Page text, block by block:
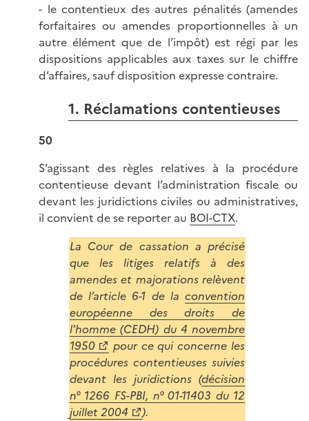
- le contentieux des autres pénalités (amendes
forfaitaires ou amendes proportionnelles à un
autre élément que de l’impôt) est régi par les
dispositions applicables aux taxes sur le chiffre
d’affaires, sauf disposition expresse contraire.
1. Réclamations contentieuses
50
S’agissant des règles relatives à la procédure
contentieuse devant l’administration fiscale ou
devant les juridictions civiles ou administratives,
il convient de se reporter au BOI-CTX.
La Cour de cassation a précisé
que les litiges relatifs à des
amendes et majorations relèvent
de l’article 6-1 de laconvention
européenne des droits de
l'homme (CEDH) du 4 novembre
1950
pour ce qui concerne les
procédures contentieuses suivies
devant les juridictions (décision
n° 1266 FS-PBI, n° 01-11403 du 12
juillet 2004
).